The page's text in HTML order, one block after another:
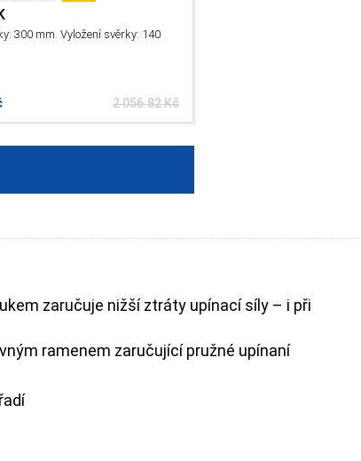
300 mm. Vyložení svěrky: 140
2 056.82 Kč
zaručuje nižší ztráty upínací síly – i při
ramenem zaručující pružné upínaní